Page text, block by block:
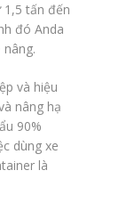
1,5 tấn đến
đó Anda
và hiệu
nâng hạ
90%
dùng xe
là